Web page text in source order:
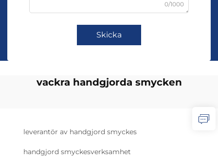
0/1000
Skicka
vackra handgjorda smycken
leverantör av handgjord smyckes
handgjord smyckesverksamhet